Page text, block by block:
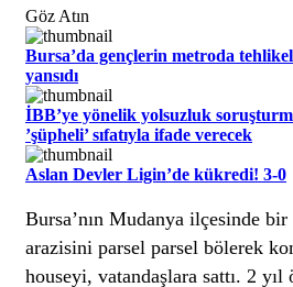
Göz Atın
Bursa’da gençlerin metroda
yansıdı
İBB’ye yönelik yolsuzluk
’şüpheli’ sıfatıyla ifade verecek
Aslan Devler Ligin’de kükredi! 3-0
Bursa’nın Mudanya ilçesinde
arazisini parsel parsel bölerek
houseyi, vatandaşlara sattı. 2 yıl